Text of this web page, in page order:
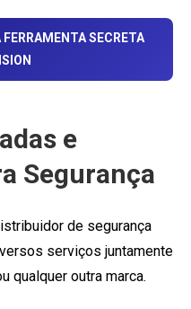
SECRETA
e
Segurança
de segurança
serviços juntamente
qualquer outra marca.